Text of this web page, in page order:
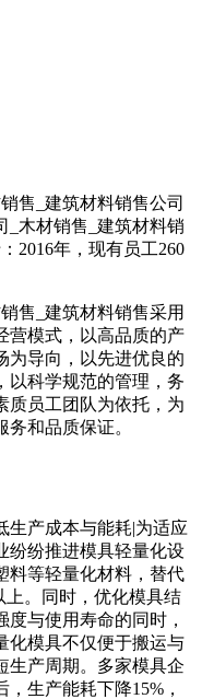
售_建筑材料销售公司
_木材销售_建筑材料销
2016年，现有员工260
售_建筑材料销售采用
营模式，以高品质的产
为导向，以先进优良的
以科学规范的管理，务
质员工团队为依托，为
和品质保证。
生产成本与能耗|为适应
纷纷推进模具轻量化设
料等轻量化材料，替代
上。同时，优化模具结
与使用寿命的同时，
化模具不仅便于搬运与
生产周期。多家模具企
生产能耗下降15%，